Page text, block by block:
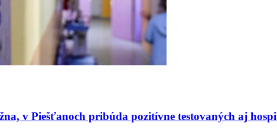
v Piešťanoch pribúda pozitívne testovaných aj